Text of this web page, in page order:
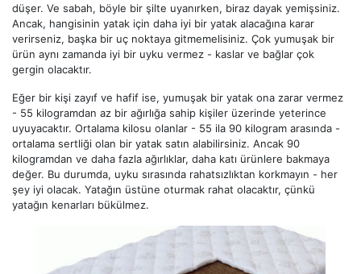
düşer. Ve sabah, böyle bir şilte uyanırken, biraz dayak yemişsiniz.
Ancak, hangisinin yatak için daha iyi bir yatak alacağına karar
verirseniz, başka bir uç noktaya gitmemelisiniz. Çok yumuşak bir
ürün aynı zamanda iyi bir uyku vermez - kaslar ve bağlar çok
gergin olacaktır.
Eğer bir kişi zayıf ve hafif ise, yumuşak bir yatak ona zarar vermez
- 55 kilogramdan az bir ağırlığa sahip kişiler üzerinde yeterince
uyuyacaktır. Ortalama kilosu olanlar - 55 ila 90 kilogram arasında -
ortalama sertliği olan bir yatak satın alabilirsiniz. Ancak 90
kilogramdan ve daha fazla ağırlıklar, daha katı ürünlere bakmaya
değer. Bu durumda, uyku sırasında rahatsızlıktan korkmayın - her
şey iyi olacak. Yatağın üstüne oturmak rahat olacaktır, çünkü
yatağın kenarları bükülmez.